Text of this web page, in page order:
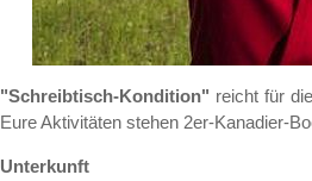
"Schreibtisch-Kondition" reicht für
Eure Aktivitäten stehen 2er-Kanadier-
Unterkunft